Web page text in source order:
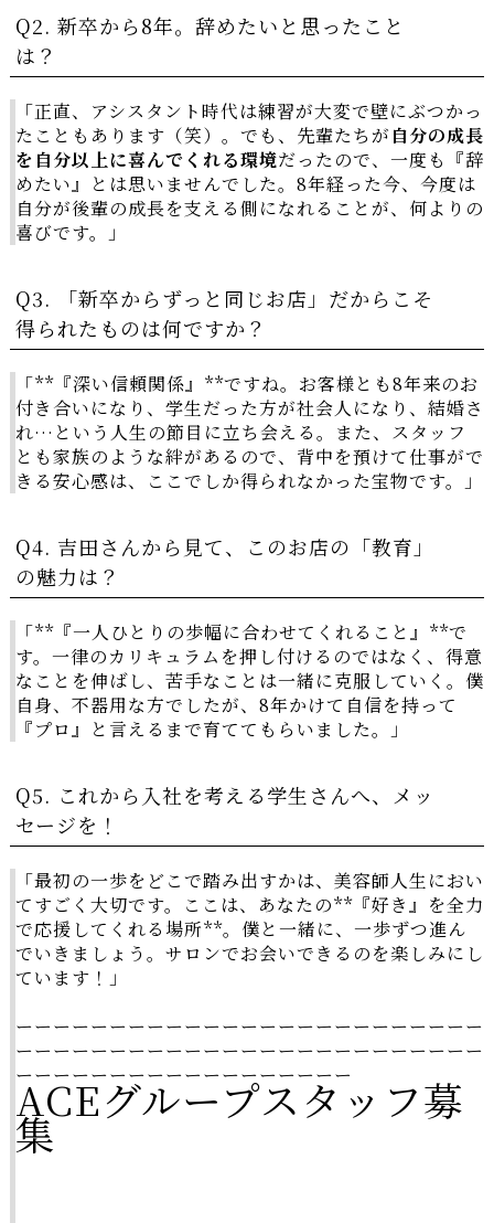
Q2. 新卒から8年。辞めたいと思ったこと
は？
「正直、アシスタント時代は練習が大変で壁にぶつかっ
たこともあります（笑）。でも、先輩たちが 自分の成長
を自分以上に喜んでくれる環境だったので、一度も『辞
めたい』とは思いませんでした。8年経った今、今度は
自分が後輩の成長を支える側になれることが、何よりの
喜びです。」
Q3. 「新卒からずっと同じお店」だからこそ
得られたものは何ですか？
「**『深い信頼関係』**ですね。お客様とも8年来のお
付き合いになり、学生だった方が社会人になり、結婚さ
れ…という人生の節目に立ち会える。また、スタッフ
とも家族のような絆があるので、背中を預けて仕事がで
きる安心感は、ここでしか得られなかった宝物です。」
Q4. 吉田さんから見て、このお店の「教育」
の魅力は？
「**『一人ひとりの歩幅に合わせてくれること』**で
す。一律のカリキュラムを押し付けるのではなく、得意
なことを伸ばし、苦手なことは一緒に克服していく。僕
自身、不器用な方でしたが、8年かけて自信を持って
『プロ』と言えるまで育ててもらいました。」
Q5. これから入社を考える学生さんへ、メッ
セージを！
「最初の一歩をどこで踏み出すかは、美容師人生におい
てすごく大切です。ここは、あなたの**『好き』を全力
で応援してくれる場所**。僕と一緒に、一歩ずつ進ん
でいきましょう。サロンでお会いできるのを楽しみにし
ています！」
ーーーーーーーーーーーーーーーーーーーーーーーーー
ーーーーーーーーーーーーーーーーーーーーーーーーー
ーーーーーーーーーーーーーーーーーー
ACEグループスタッフ募
集